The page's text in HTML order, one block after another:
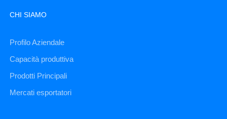
CHI SIAMO
Profilo Aziendale
Capacità produttiva
Prodotti Principali
Mercati esportatori